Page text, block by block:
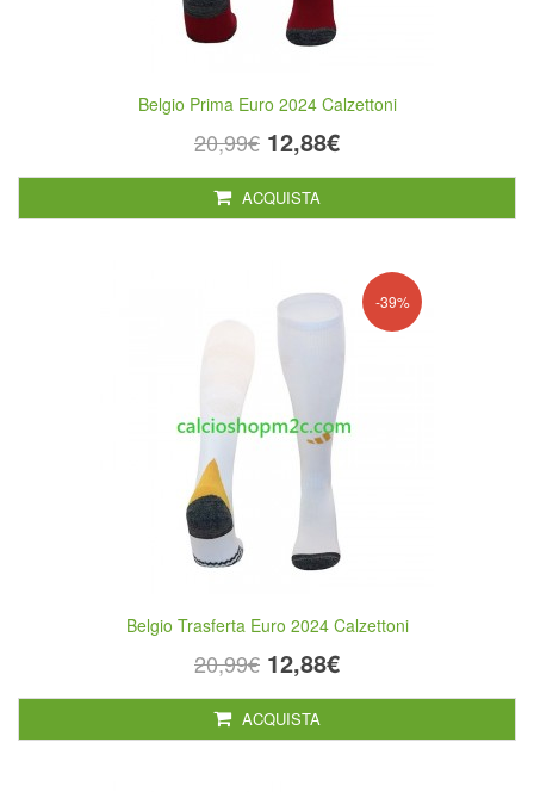
Belgio Prima Euro 2024 Calzettoni
20,99€ 12,88€
ACQUISTA
-39%
Belgio Trasferta Euro 2024 Calzettoni
20,99€ 12,88€
ACQUISTA